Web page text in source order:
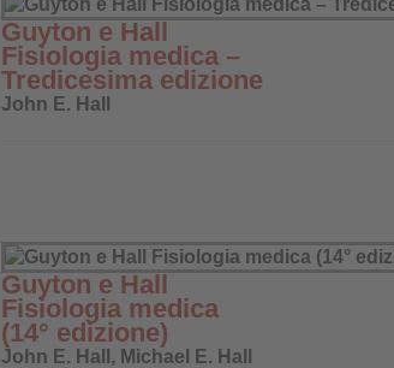
Guyton e Hall
Fisiologia medica –
Tredicesima edizione
John E. Hall
Guyton e Hall
Fisiologia medica
(14° edizione)
John E. Hall, Michael E. Hall